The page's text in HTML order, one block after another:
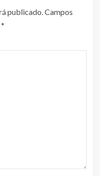
publicado. Campos
*